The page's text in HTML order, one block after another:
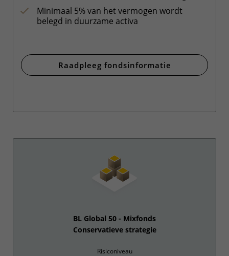
Minimaal 5% van het vermogen wordt
belegd in duurzame activa
Raadpleeg fondsinformatie
BL Global 50 - Mixfonds
Conservatieve strategie
Risiconiveau